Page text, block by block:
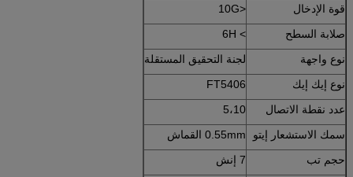
قوة الإدخال
<10G
صلابة السطح
> 6H
نوع واجهة
لجنة التحقيق المستقلة
نوع إيك إيك
FT5406
عدد نقطة الاتصال
5،10
سمك الاستشعار إيتو
0.55mm القماش
حجم تب
7 إنش